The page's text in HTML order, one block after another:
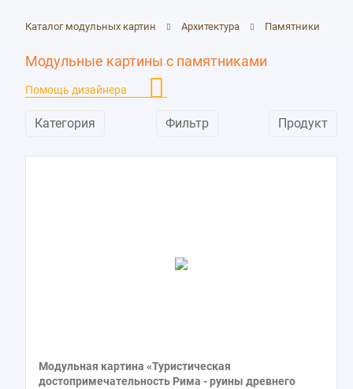
Стадионы
Фонтаны
Каталог модульных картин Архитектура Памятники
Модульные картины с памятниками
Помощь дизайнера
Категория Фильтр Продукт
Модульная картина «Туристическая
достопримечательность Рима - руины древнего